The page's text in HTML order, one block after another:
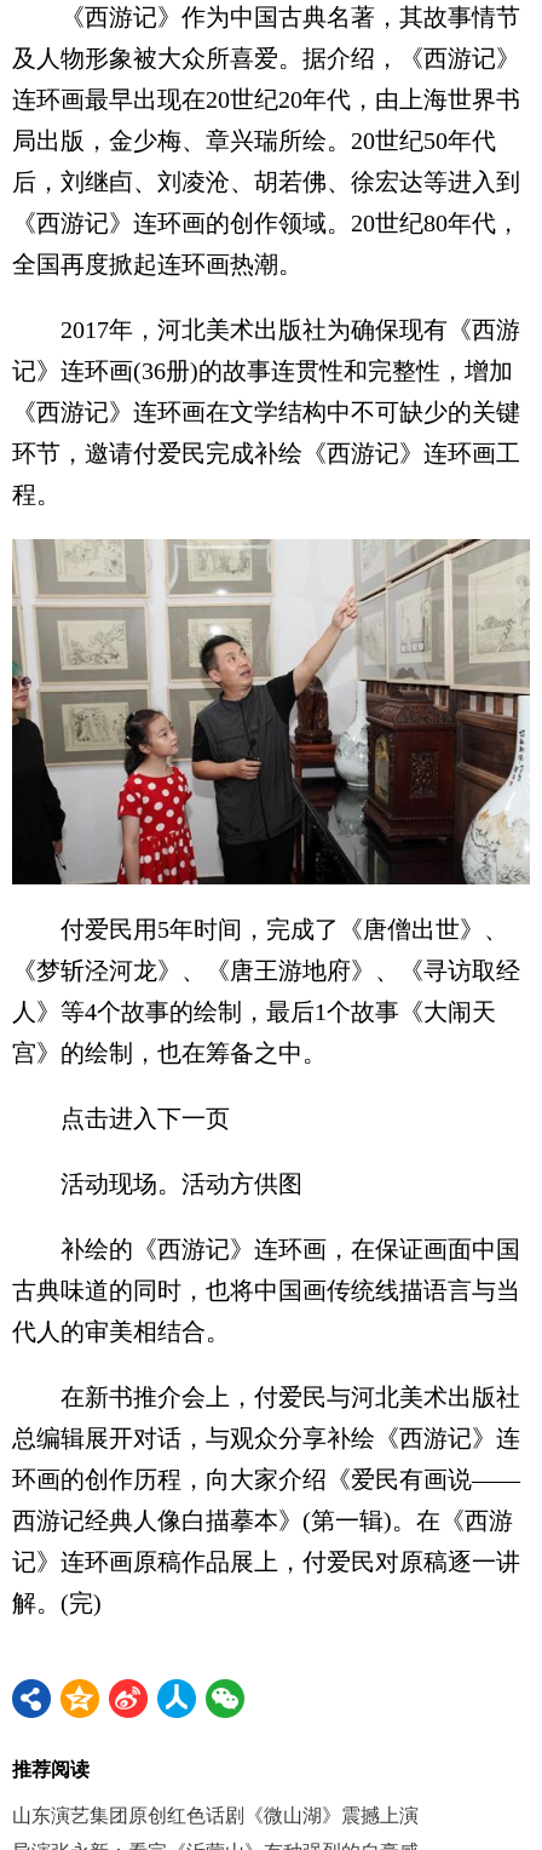
《西游记》作为中国古典名著，其故事情节
及人物形象被大众所喜爱。据介绍，《西游记》
连环画最早出现在20世纪20年代，由上海世界书
局出版，金少梅、章兴瑞所绘。20世纪50年代
后，刘继卣、刘凌沧、胡若佛、徐宏达等进入到
《西游记》连环画的创作领域。20世纪80年代，
全国再度掀起连环画热潮。
2017年，河北美术出版社为确保现有《西游
记》连环画(36册)的故事连贯性和完整性，增加
《西游记》连环画在文学结构中不可缺少的关键
环节，邀请付爱民完成补绘《西游记》连环画工
程。
付爱民用5年时间，完成了《唐僧出世》、
《梦斩泾河龙》、《唐王游地府》、《寻访取经
人》等4个故事的绘制，最后1个故事《大闹天
宫》的绘制，也在筹备之中。
点击进入下一页
活动现场。活动方供图
补绘的《西游记》连环画，在保证画面中国
古典味道的同时，也将中国画传统线描语言与当
代人的审美相结合。
在新书推介会上，付爱民与河北美术出版社
总编辑展开对话，与观众分享补绘《西游记》连
环画的创作历程，向大家介绍《爱民有画说——
西游记经典人像白描摹本》(第一辑)。在《西游
记》连环画原稿作品展上，付爱民对原稿逐一讲
解。(完)
推荐阅读
山东演艺集团原创红色话剧《微山湖》震撼上演